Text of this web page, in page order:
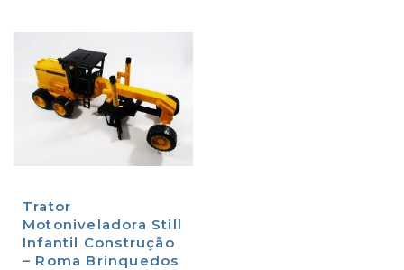
Trator
Motoniveladora Still
Infantil Construção
– Roma Brinquedos